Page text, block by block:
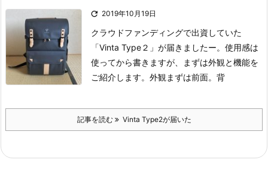
 2019年10月19日
クラウドファンディングで出資していた
「Vinta Type２」が届きましたー。 使用感は
使ってから書きますが、まずは外観と機能を
ご紹介します。 外観 まずは前面。 背
記事を読む Vinta Type2が届いた